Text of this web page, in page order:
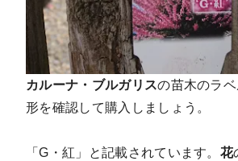
カルーナ・ブルガリスの苗木のラ
形を確認して購入しましょう。
「G・紅」と記載されています。 花